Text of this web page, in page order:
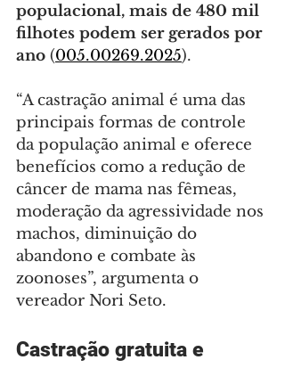
populacional, mais de 480 mil
filhotes podem ser gerados por
ano (005.00269.2025).
“A castração animal é uma das
principais formas de controle
da população animal e oferece
benefícios como a redução de
câncer de mama nas fêmeas,
moderação da agressividade nos
machos, diminuição do
abandono e combate às
zoonoses”, argumenta o
vereador Nori Seto.
Castração gratuita e